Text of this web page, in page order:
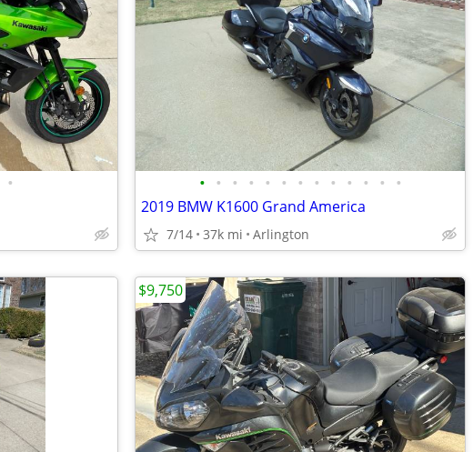
• • • • • • • • • • • • • •
2019 BMW K1600 Grand America
7/14 37k mi Arlington
$9,750